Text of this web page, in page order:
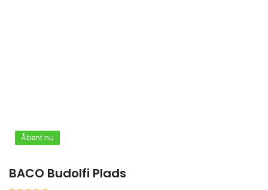
Åbent nu
BACO Budolfi Plads